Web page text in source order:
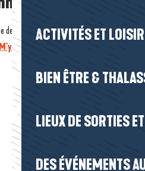
ACTIVITÉS ET
BIEN ÊTRE &
LIEUX DE SORTIES
DES ÉVÉNEMENTS
de Ranrouët, 44410 Herbignac
M'y rendre